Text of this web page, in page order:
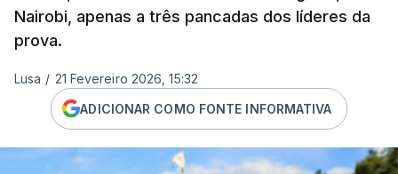
Nairobi, apenas a três pancadas dos líderes da
prova.
Lusa / 21 Fevereiro 2026, 15:32
ADICIONAR COMO FONTE INFORMATIVA